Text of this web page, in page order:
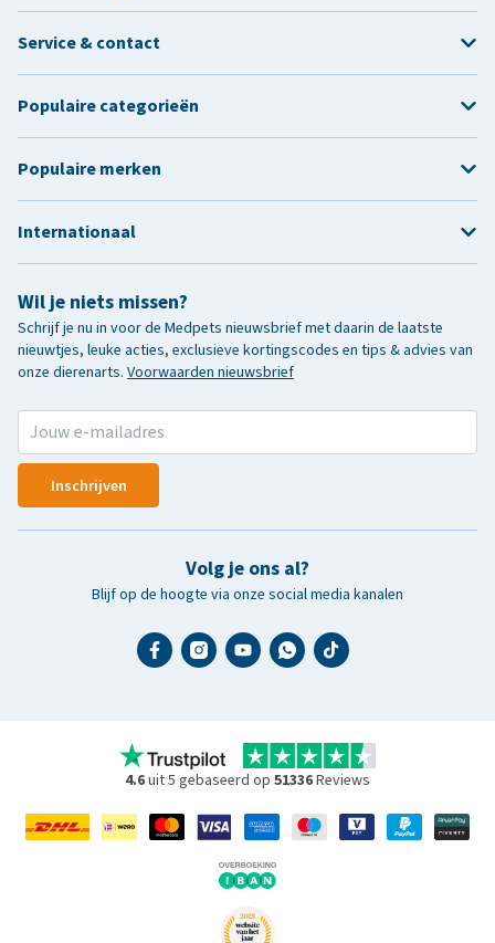
Wil je niets missen?
Schrijf je nu in voor de Medpets nieuwsbrief met daarin de laatste
nieuwtjes, leuke acties, exclusieve kortingscodes en tips & advies van
onze dierenarts. Voorwaarden nieuwsbrief
Inschrijven
Volg je ons al?
Blijf op de hoogte via onze social media kanalen
Service & contact
Populaire categorieën
Populaire merken
Internationaal
4.6uit 5 gebaseerd op 51336Reviews